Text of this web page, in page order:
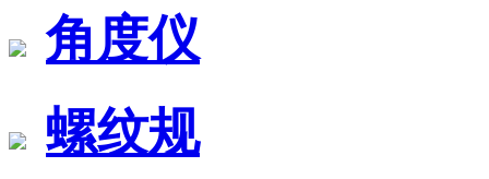
角度仪
螺纹规